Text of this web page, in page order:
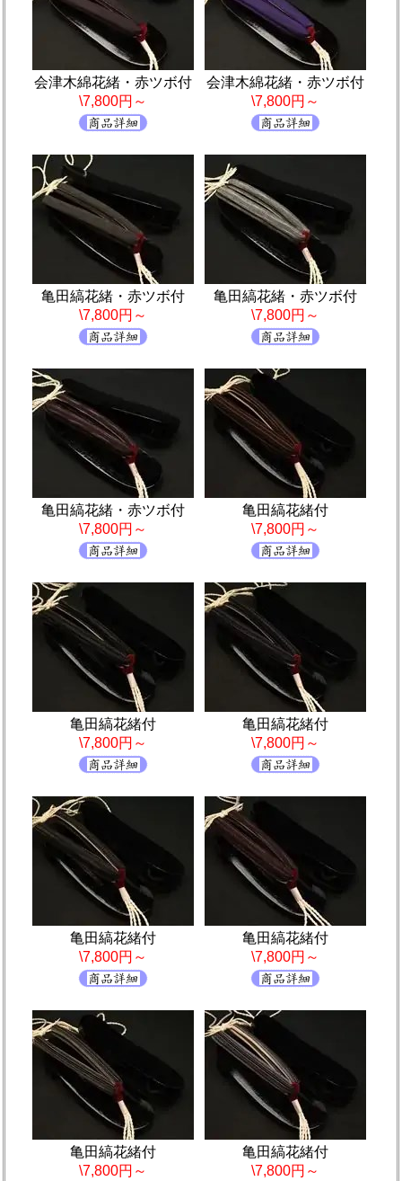
会津木綿花緒・赤ツボ付
\7,800円～
会津木綿花緒・赤ツボ付
\7,800円～
亀田縞花緒・赤ツボ付
\7,800円～
亀田縞花緒・赤ツボ付
\7,800円～
亀田縞花緒・赤ツボ付
\7,800円～
亀田縞花緒付
\7,800円～
亀田縞花緒付
\7,800円～
亀田縞花緒付
\7,800円～
亀田縞花緒付
\7,800円～
亀田縞花緒付
\7,800円～
亀田縞花緒付
\7,800円～
亀田縞花緒付
\7,800円～